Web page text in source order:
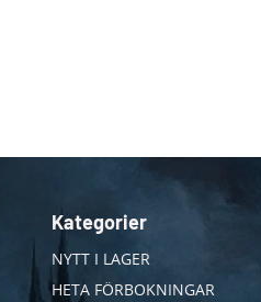
Kategorier
NYTT I LAGER
HETA FÖRBOKNINGAR